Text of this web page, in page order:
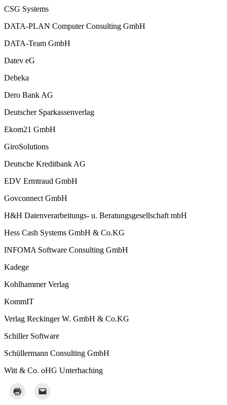
CSG Systems
DATA-PLAN Computer Consulting GmbH
DATA-Team GmbH
Datev eG
Debeka
Dero Bank AG
Deutscher Sparkassenverlag
Ekom21 GmbH
GiroSolutions
Deutsche Kreditbank AG
EDV Ermtraud GmbH
Govconnect GmbH
H&H Datenverarbeitungs- u. Beratungsgesellschaft mbH
Hess Cash Systems GmbH & Co.KG
INFOMA Software Consulting GmbH
Kadege
Kohlhammer Verlag
KommIT
Verlag Reckinger W. GmbH & Co.KG
Schiller Software
Schüllermann Consulting GmbH
Witt & Co. oHG Unterhaching